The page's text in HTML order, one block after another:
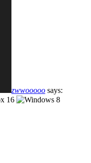
zwwooooo says: